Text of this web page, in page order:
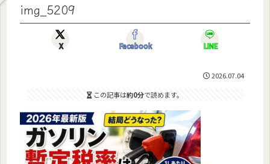
img_5209
X Facebook LINE
2026.07.04
この記事は約0分で読めます。